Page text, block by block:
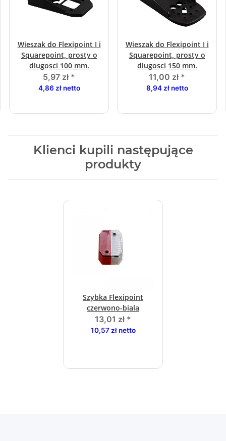
Wieszak do Flexipoint I i
Squarepoint, prosty o
dlugosci 100 mm.
5,97 zł *
4,86 zł netto
Wieszak do Flexipoint I i
Squarepoint, prosty o
dlugosci 150 mm.
11,00 zł *
8,94 zł netto
Klienci kupili następujące
produkty
Szybka Flexipoint
czerwono-biala
13,01 zł *
10,57 zł netto